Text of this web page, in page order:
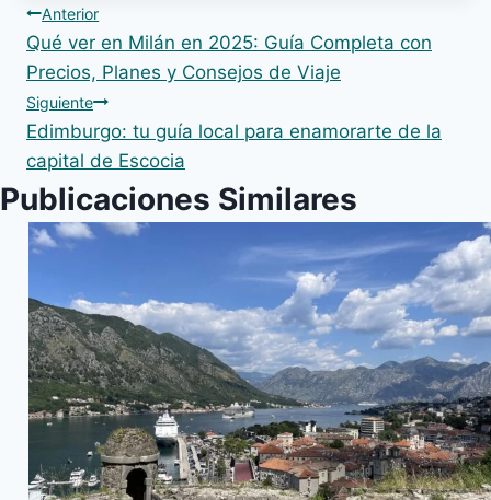
Navegación
de
entradas
Anterior
Qué ver en Milán en 2025: Guía Completa con
Precios, Planes y Consejos de Viaje
Siguiente
Edimburgo: tu guía local para enamorarte de la
capital de Escocia
Publicaciones Similares